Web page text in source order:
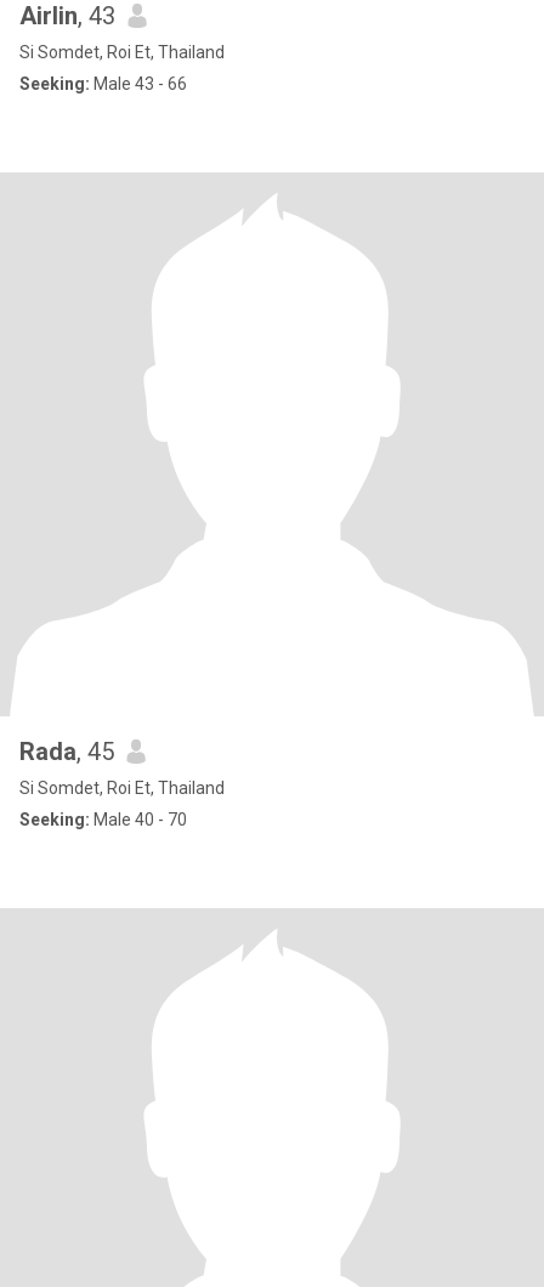
Airlin, 43
Si Somdet, Roi Et, Thailand
Seeking: Male 43 - 66
Rada, 45
Si Somdet, Roi Et, Thailand
Seeking: Male 40 - 70